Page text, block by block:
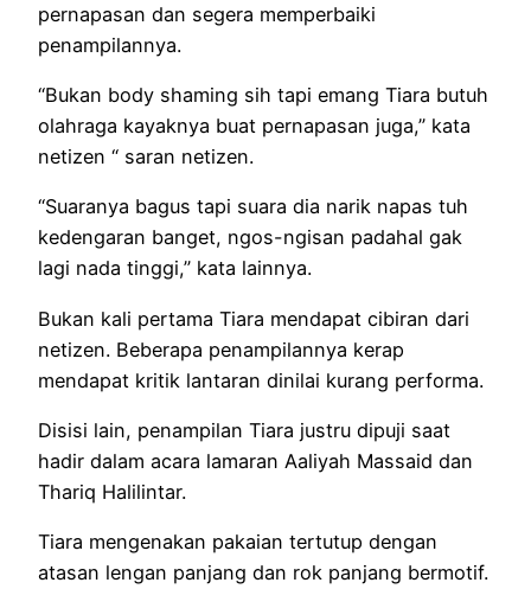
pernapasan dan segera memperbaiki
penampilannya.
“Bukan body shaming sih tapi emang Tiara butuh
olahraga kayaknya buat pernapasan juga,” kata
netizen “ saran netizen.
“Suaranya bagus tapi suara dia narik napas tuh
kedengaran banget, ngos-ngisan padahal gak
lagi nada tinggi,” kata lainnya.
Bukan kali pertama Tiara mendapat cibiran dari
netizen. Beberapa penampilannya kerap
mendapat kritik lantaran dinilai kurang performa.
Disisi lain, penampilan Tiara justru dipuji saat
hadir dalam acara lamaran Aaliyah Massaid dan
Thariq Halilintar.
Tiara mengenakan pakaian tertutup dengan
atasan lengan panjang dan rok panjang bermotif.